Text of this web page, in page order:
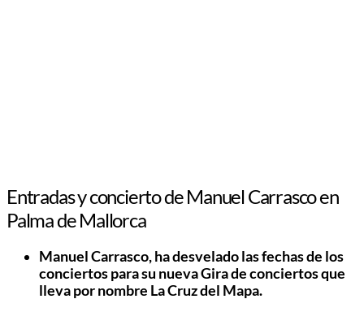
Entradas y concierto de Manuel Carrasco en
Palma de Mallorca
Manuel Carrasco, ha desvelado las fechas de los
conciertos para su nueva Gira de conciertos que
lleva por nombre La Cruz del Mapa.